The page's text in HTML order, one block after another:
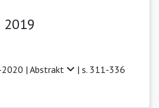
2019
| Abstrakt | s. 311-336